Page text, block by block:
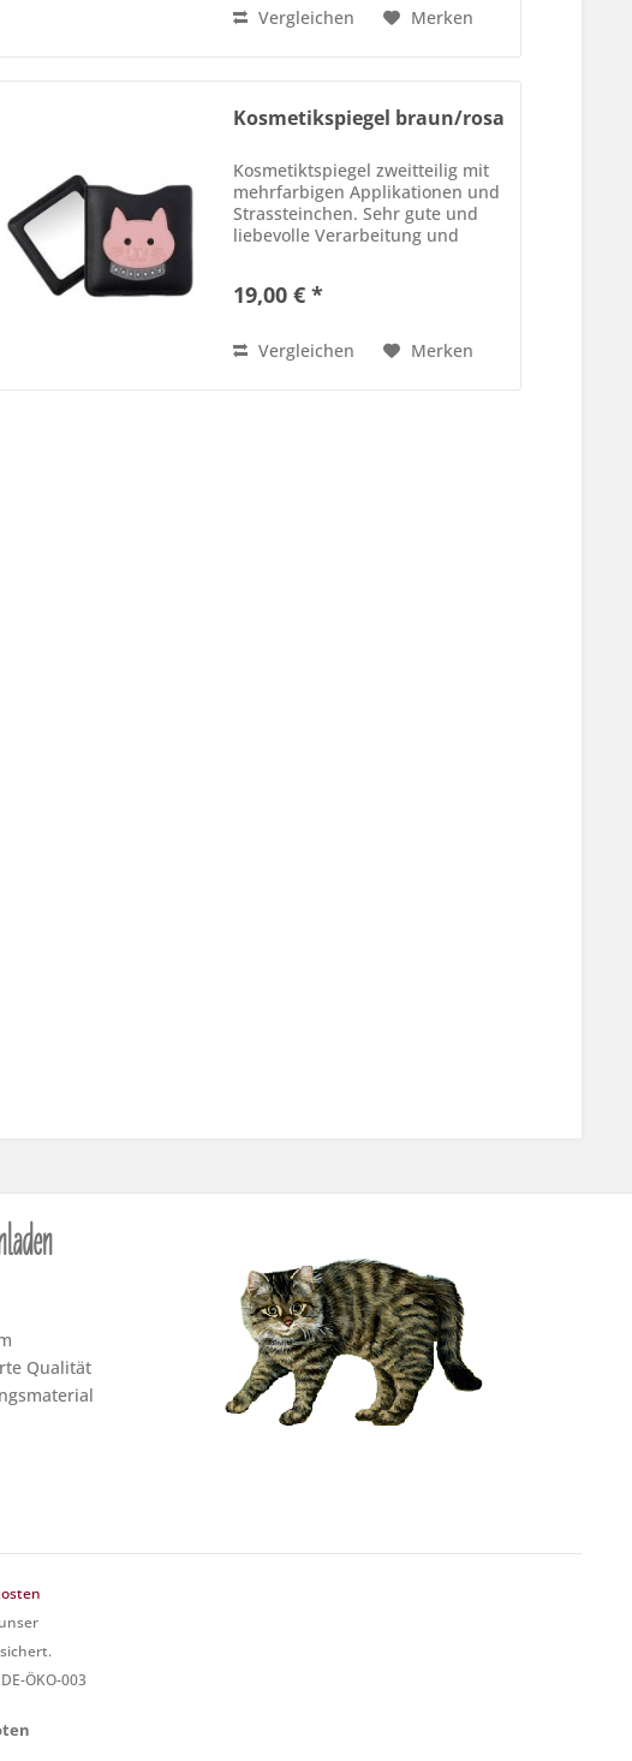
Vergleichen Merken
Kosmetikspiegel braun/rosa
Kosmetiktspiegel zweitteilig mit
mehrfarbigen Applikationen und
Strassteinchen. Sehr gute und
liebevolle Verarbeitung und
rosé, grau und weiß - zweiteilig -
19,00 € *
Vergleichen Merken
Qualität
ÖKO-003